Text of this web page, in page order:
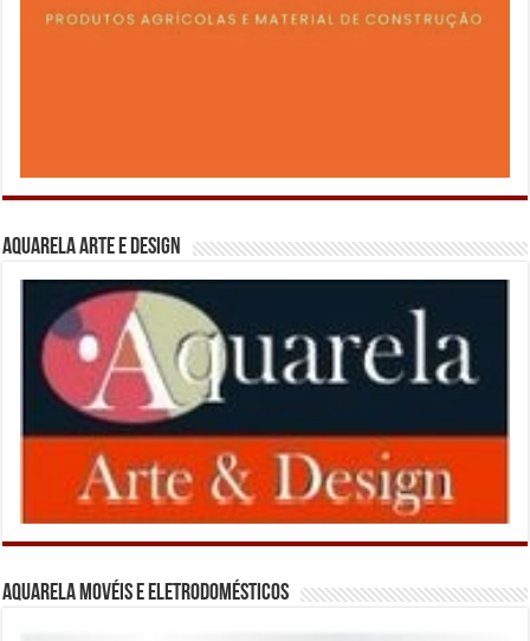
Aquarela Arte e Design
Aquarela Movéis e Eletrodomésticos